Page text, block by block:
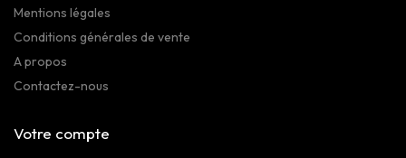
Mentions légales
Conditions générales de vente
A propos
Contactez-nous
Votre compte